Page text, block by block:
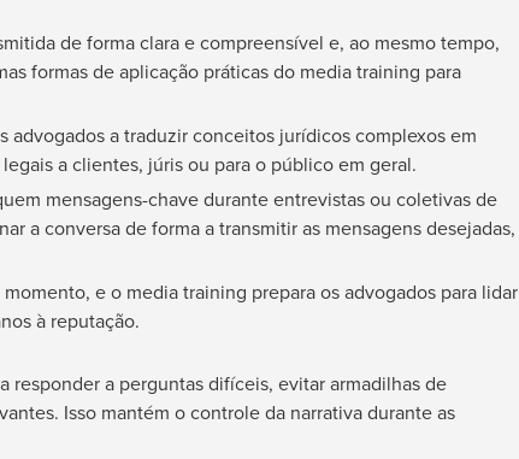
de forma clara e compreensível e, ao mesmo tempo,
formas de aplicação práticas do media training para
advogados a traduzir conceitos jurídicos complexos em
a clientes, júris ou para o público em geral.
mensagens-chave durante entrevistas ou coletivas de
a conversa de forma a transmitir as mensagens desejadas,
e o media training prepara os advogados para lidar
à reputação.
a perguntas difíceis, evitar armadilhas de
Isso mantém o controle da narrativa durante as